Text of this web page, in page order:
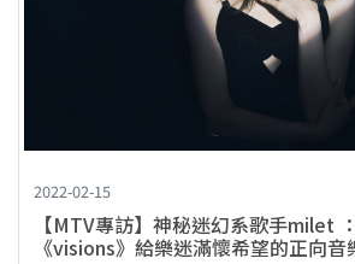
2022-02-15
【MTV專訪】神秘迷幻系歌手milet
《visions》給樂迷滿懷希望的正向音